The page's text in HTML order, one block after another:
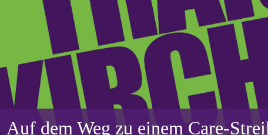
Auf dem Weg zu einem Care-